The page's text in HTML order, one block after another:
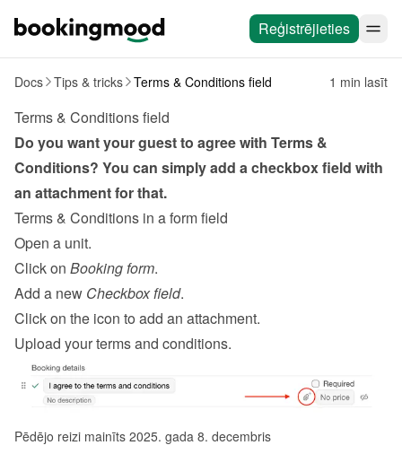
Reģistrējieties
Docs Tips & tricks Terms & Conditions field 1 min lasīt
Terms & Conditions field
Do you want your guest to agree with Terms &
Conditions? You can simply add a checkbox field with
an attachment for that.
Terms & Conditions in a form field
Open a unit.
Click on Booking form.
Add a new Checkbox field.
Click on the icon to add an attachment.
Upload your terms and conditions.
Pēdējo reizi mainīts 2025. gada 8. decembris